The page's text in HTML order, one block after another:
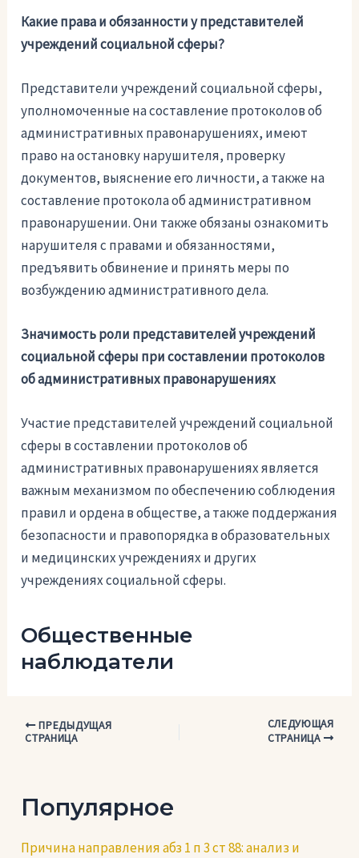
Какие права и обязанности у представителей
учреждений социальной сферы?
Представители учреждений социальной сферы,
уполномоченные на составление протоколов об
административных правонарушениях, имеют
право на остановку нарушителя, проверку
документов, выяснение его личности, а также на
составление протокола об административном
правонарушении. Они также обязаны ознакомить
нарушителя с правами и обязанностями,
предъявить обвинение и принять меры по
возбуждению административного дела.
Значимость роли представителей учреждений
социальной сферы при составлении протоколов
об административных правонарушениях
Участие представителей учреждений социальной
сферы в составлении протоколов об
административных правонарушениях является
важным механизмом по обеспечению соблюдения
правил и ордена в обществе, а также поддержания
безопасности и правопорядка в образовательных
и медицинских учреждениях и других
учреждениях социальной сферы.
Общественные
наблюдатели
Навигация
ПРЕДЫДУЩАЯ
СТРАНИЦА
СЛЕДУЮЩАЯ
СТРАНИЦА
Популярное
Причина направления абз 1 п 3 ст 88: анализ и